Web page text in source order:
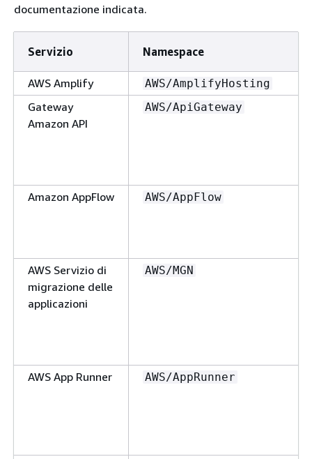
documentazione indicata.
Servizio Namespace
AWS Amplify AWS/AmplifyHosting
Gateway
Amazon API
AWS/ApiGateway
Amazon AppFlow AWS/AppFlow
AWS Servizio di
migrazione delle
applicazioni
AWS/MGN
AWS App Runner AWS/AppRunner